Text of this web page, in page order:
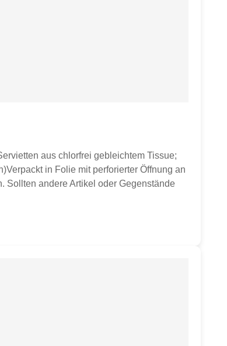
aus chlorfrei gebleichtem Tissue;
in Folie mit perforierter Öffnung an
Sollten andere Artikel oder Gegenstände